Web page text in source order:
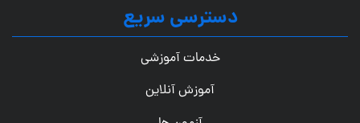
دسترسی سریع
خدمات آموزشی
آموزش آنلاین